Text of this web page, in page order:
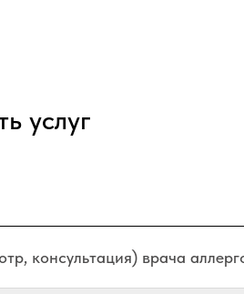
услуг
консультация) врача